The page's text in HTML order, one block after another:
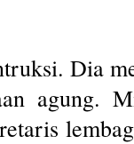
Dia
agung.